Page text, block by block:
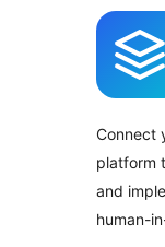
Connect
platform
and
human-